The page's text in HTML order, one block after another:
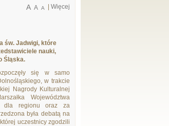
Więcej
A A A
św. Jadwigi, które
nauki,
Śląska.
się w samo
w trakcie
Nagrody Kulturalnej
Województwa
dla regionu oraz za
była debatą na
uczestnicy zgodzili